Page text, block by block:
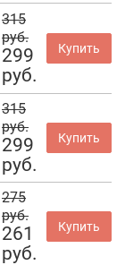
315
руб.
299
руб.
Купить
315
руб.
299
руб.
Купить
275
руб.
261
руб.
Купить